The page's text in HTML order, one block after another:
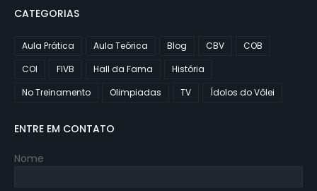
CATEGORIAS
Aula Prática Aula Teórica Blog CBV
COB
COI
FIVB Hall da Fama
História
No Treinamento
Olimpiadas TV Ídolos do Vôlei
ENTRE EM CONTATO
Nome